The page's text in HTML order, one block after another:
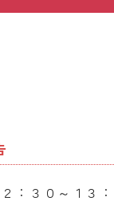
：３０～１３：